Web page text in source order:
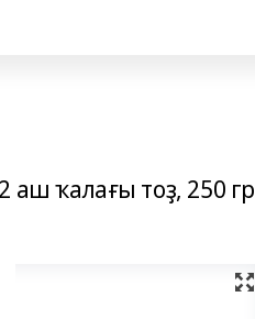
аш ҡалағы тоҙ, 250 гр